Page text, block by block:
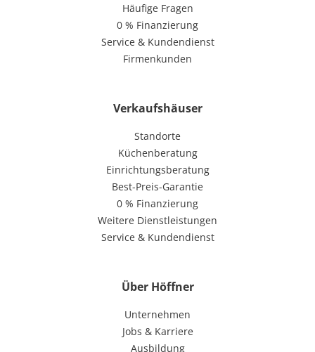
Häufige Fragen
0 % Finanzierung
Service & Kundendienst
Firmenkunden
Verkaufshäuser
Standorte
Küchenberatung
Einrichtungsberatung
Best-Preis-Garantie
0 % Finanzierung
Weitere Dienstleistungen
Service & Kundendienst
Über Höffner
Unternehmen
Jobs & Karriere
Ausbildung